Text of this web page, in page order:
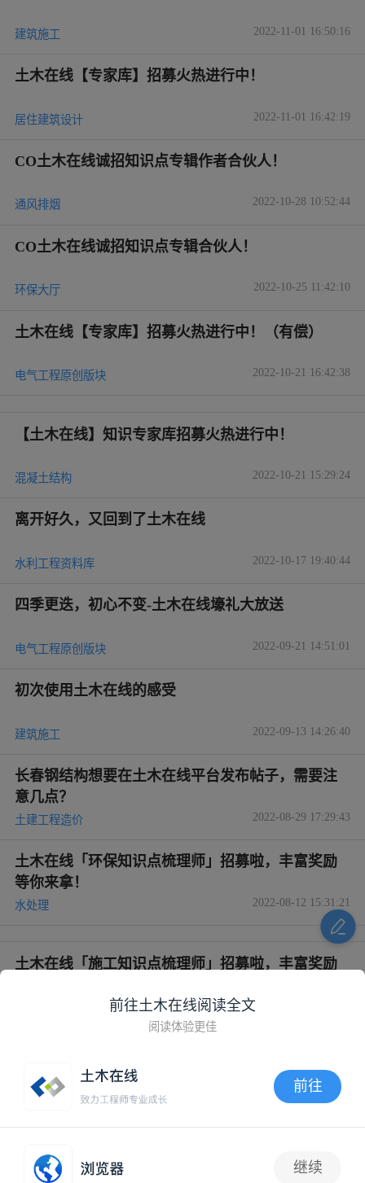
建筑施工 2022-11-01 16:50:16
土木在线【专家库】招募火热进行中！
居住建筑设计 2022-11-01 16:42:19
CO土木在线诚招知识点专辑作者合伙人！
通风排烟 2022-10-28 10:52:44
CO土木在线诚招知识点专辑合伙人！
环保大厅 2022-10-25 11:42:10
土木在线【专家库】招募火热进行中！（有偿）
电气工程原创版块 2022-10-21 16:42:38
【土木在线】知识专家库招募火热进行中！
混凝土结构 2022-10-21 15:29:24
离开好久，又回到了土木在线
水利工程资料库 2022-10-17 19:40:44
四季更迭，初心不变-土木在线壕礼大放送
电气工程原创版块 2022-09-21 14:51:01
初次使用土木在线的感受
建筑施工 2022-09-13 14:26:40
长春钢结构想要在土木在线平台发布帖子，需要注
意几点？
土建工程造价 2022-08-29 17:29:43
土木在线「环保知识点梳理师」招募啦，丰富奖励
等你来拿！
水处理 2022-08-12 15:31:21
土木在线「施工知识点梳理师」招募啦，丰富奖励
2022-08-03 17:00:56
景观规划设计 2022-08-03 11:48:17
前往土木在线阅读全文
阅读体验更佳
前往
继续
易宝网络版权所有 Copyright©2000-2021